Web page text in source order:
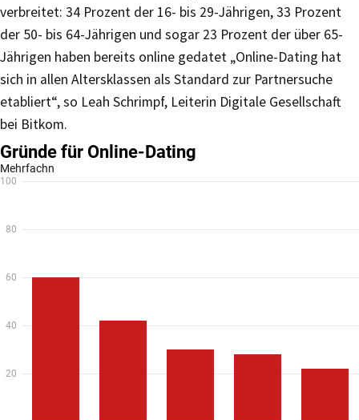
verbreitet: 34 Prozent der 16- bis 29-Jährigen, 33 Prozent
der 50- bis 64-Jährigen und sogar 23 Prozent der über 65-
Jährigen haben bereits online gedatet „Online-Dating hat
sich in allen Altersklassen als Standard zur Partnersuche
etabliert“, so Leah Schrimpf, Leiterin Digitale Gesellschaft
bei Bitkom.